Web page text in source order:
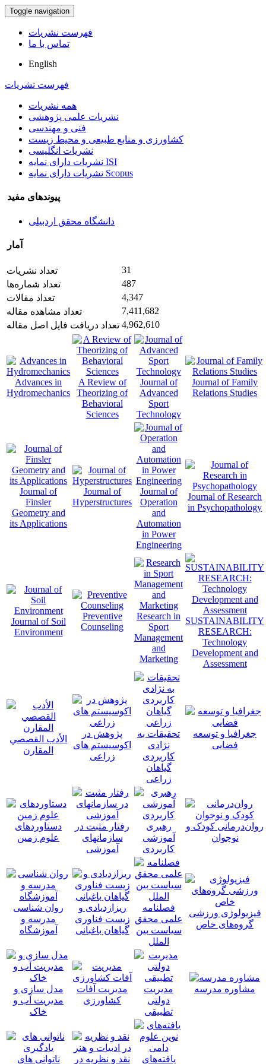
Toggle navigation
فهرست نشریات
تماس با ما
English
فهرست نشریات
همه نشریات
نشریات علمی پژوهشی
فنی و مهندسی
کشاورزی و منابع طبیعی و محیط زیست
نشریات انگلیسی
نشریات دارای نمایه ISI
نشریات دارای نمایه Scopus
پیوندهای مفید
دانشگاه محقق اردبیلی
آمار
تعداد نشریات
31
تعداد شماره‌ها
487
تعداد مقالات
4,347
تعداد مشاهده مقاله
7,411,682
تعداد دریافت فایل اصل مقاله 4,962,610
Advances in
Hydromechanics
A Review of
Theorizing of
Behavioral
Sciences
Journal of
Advanced
Sport
Technology
Journal of Family
Relations Studies
Journal of
Finsler
Geometry and
its Applications
Journal of
Hyperstructures
Journal of
Operation
and
Automation
in Power
Engineering
Journal of Research
in Psychopathology
Journal of Soil
Environment
Preventive
Counseling
Research in
Sport
Management
and
Marketing
SUSTAINABILITY
RESEARCH:
Technology
Development and
Assessment
الأدب القصصي
المقارن
پژوهش در
اکوسیستم های
زراعی
تحقیقات به
نژادی
کاربردی
گیاهان
زراعی
جغرافیا و توسعه
فضایی
دستاوردهای
علوم زمین
رفتار مثبت در
سازمانهای
آموزشی
رهبری
آموزشی
کاربردی
روان‌درمانی کودک و
نوجوان
روان شناسی
مدرسه و
آموزشگاه
ریزازدیادی و
زیست فناوری
گیاهان باغبانی
فصلنامه
علمی محقق
سیاست بین
الملل
فیزیولوژی ورزشی
گروه‌های خاص
مدل سازی و
مدیریت آب و
خاک
مدیریت آفات
کشاورزی
مدیریت
دولتی
تطبیقی
مشاوره مدرسه
ناتوانی های نقد و نظریه در یافته‌های